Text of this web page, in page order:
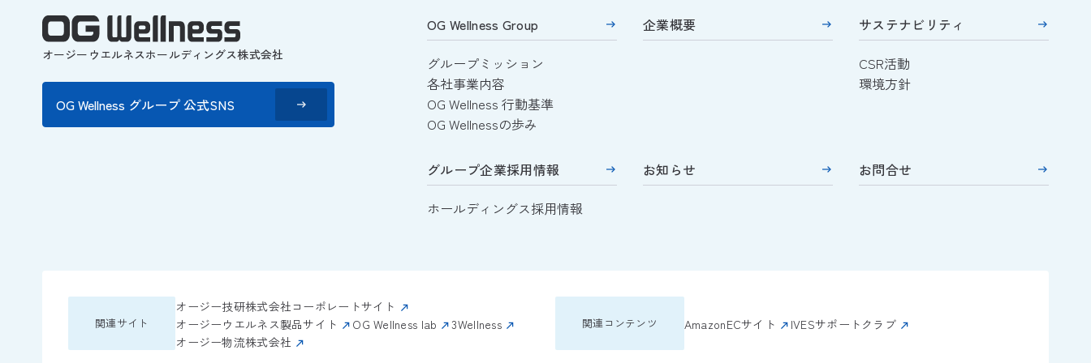
オージーウエルネスホールディングス株式会社
OG Wellness グループ 公式SNS
OG Wellness Group
グループミッション
各社事業内容
OG Wellness 行動基準
OG Wellnessの歩み
企業概要
サステナビリティ
CSR活動
環境方針
グループ企業採用情報
ホールディングス採用情報
お知らせ お問合せ
関連サイト
オージー技研株式会社コーポレートサイト
オージーウエルネス製品サイト
OG Wellness lab
3Wellness
オージー物流株式会社
関連コンテンツ AmazonECサイト IVESサポートクラブ